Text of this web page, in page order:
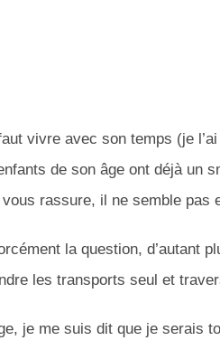
vivre avec son temps (je
de son âge ont déjà un
rassure, il ne semble pas
la question, d’autant
les transports seul et
je me suis dit que je serais